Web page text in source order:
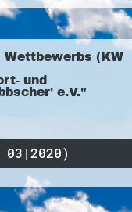
Wettbewerbs (KW
und
e.V."
03|2020)